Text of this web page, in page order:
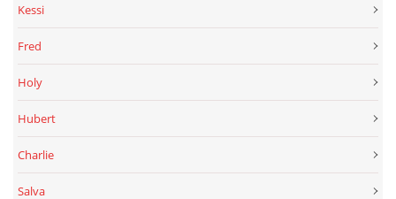
Kessi
Fred
Holy
Hubert
Charlie
Salva